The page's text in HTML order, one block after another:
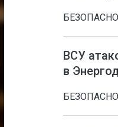
ВСУ
в